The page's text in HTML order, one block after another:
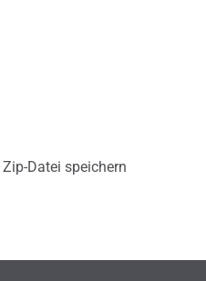
Datei speichern